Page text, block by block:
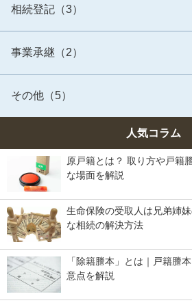
相続登記（3）
事業承継（2）
その他（5）
人気コラム
原戸籍とは？ 取り方や戸籍
な場面を解説
生命保険の受取人は兄弟姉
な相続の解決方法
「除籍謄本」とは｜戸籍謄
意点を解説